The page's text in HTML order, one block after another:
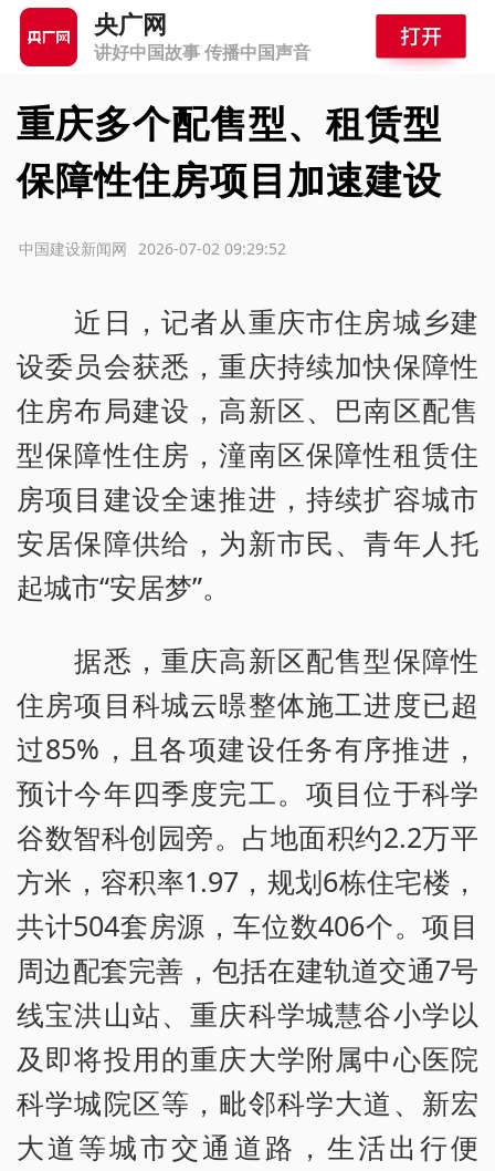
央广网
讲好中国故事 传播中国声音
重庆多个配售型、租赁型
保障性住房项目加速建设
2026-07-02 09:29:52
中国建设新闻网
近日，记者从重庆市住房城乡建
设委员会获悉，重庆持续加快保障性
住房布局建设，高新区、巴南区配售
型保障性住房，潼南区保障性租赁住
房项目建设全速推进，持续扩容城市
安居保障供给，为新市民、青年人托
起城市“安居梦”。
据悉，重庆高新区配售型保障性
住房项目科城云暻整体施工进度已超
过85%，且各项建设任务有序推进，
预计今年四季度完工。项目位于科学
谷数智科创园旁。占地面积约2.2万平
方米，容积率1.97，规划6栋住宅楼，
共计504套房源，车位数406个。项目
周边配套完善，包括在建轨道交通7号
线宝洪山站、重庆科学城慧谷小学以
及即将投用的重庆大学附属中心医院
科学城院区等，毗邻科学大道、新宏
大道等城市交通道路，生活出行便